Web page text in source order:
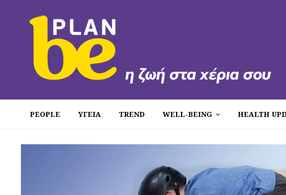
PEOPLE ΥΓΕΙΑ TREND WELL-BEING HEALTH